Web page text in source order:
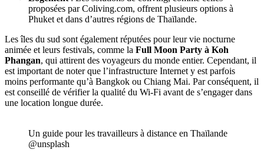
proposées par Coliving.com, offrent plusieurs options à
Phuket et dans d’autres régions de Thaïlande.
Les îles du sud sont également réputées pour leur vie nocturne
animée et leurs festivals, comme la Full Moon Party à Koh
Phangan, qui attirent des voyageurs du monde entier. Cependant, il
est important de noter que l’infrastructure Internet y est parfois
moins performante qu’à Bangkok ou Chiang Mai. Par conséquent, il
est conseillé de vérifier la qualité du Wi-Fi avant de s’engager dans
une location longue durée.
Un guide pour les travailleurs à distance en Thaïlande
@unsplash